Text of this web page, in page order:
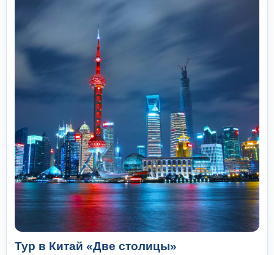
Тур в Китай «Две столицы»